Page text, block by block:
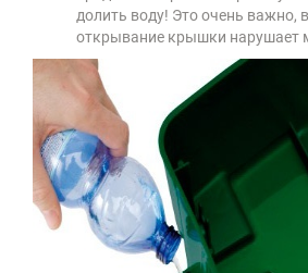
долить воду! Это очень важно,
открывание крышки нарушает